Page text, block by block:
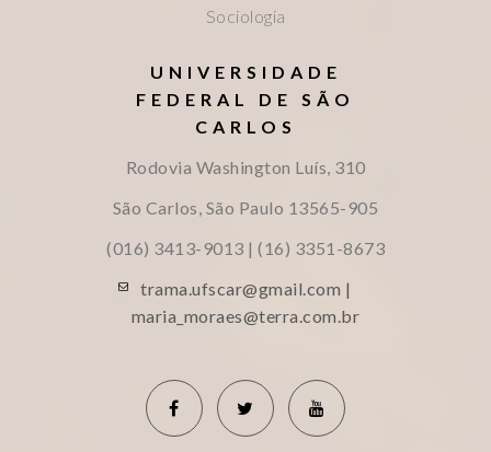
Sociologia
UNIVERSIDADE
FEDERAL DE SÃO
CARLOS
Rodovia Washington Luís, 310
São Carlos, São Paulo 13565-905
(016) 3413-9013 | (16) 3351-8673
trama.ufscar@gmail.com |
maria_moraes@terra.com.br